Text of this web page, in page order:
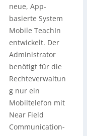
neue, App-
basierte System
Mobile TeachIn
entwickelt. Der
Administrator
benötigt für die
Rechteverwaltun
g nur ein
Mobiltelefon mit
Near Field
Communication-